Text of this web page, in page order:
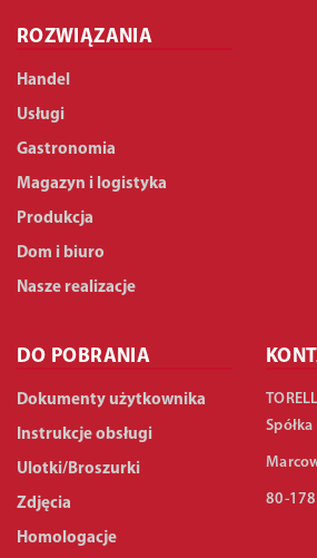
ROZWIĄZANIA
Handel
Usługi
Gastronomia
Magazyn i logistyka
Produkcja
Dom i biuro
Nasze realizacje
DO POBRANIA
Dokumenty użytkownika
Instrukcje obsługi
Ulotki/Broszurki
Zdjęcia
Homologacje
80-